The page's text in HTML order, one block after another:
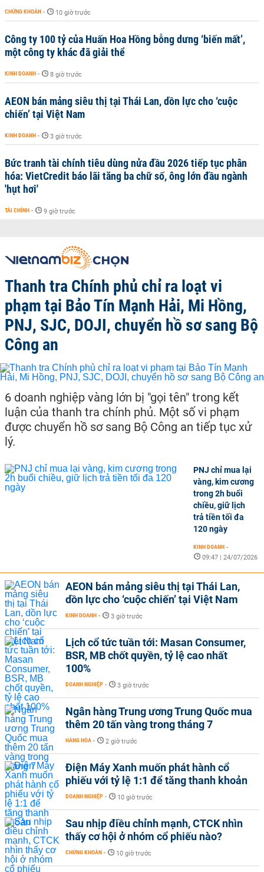
CHỨNG KHOÁN - 10 giờ trước
Công ty 100 tỷ của Huấn Hoa Hồng bỗng dưng ‘biến mất’,
một công ty khác đã giải thể
KINH DOANH - 8 giờ trước
AEON bán mảng siêu thị tại Thái Lan, dồn lực cho ‘cuộc
chiến’ tại Việt Nam
KINH DOANH - 3 giờ trước
Bức tranh tài chính tiêu dùng nửa đầu 2026 tiếp tục phân
hóa: VietCredit báo lãi tăng ba chữ số, ông lớn đầu ngành
'hụt hơi'
TÀI CHÍNH - 9 giờ trước
Thanh tra Chính phủ chỉ ra loạt vi
phạm tại Bảo Tín Mạnh Hải, Mi Hồng,
PNJ, SJC, DOJI, chuyển hồ sơ sang Bộ
Công an
6 doanh nghiệp vàng lớn bị "gọi tên" trong kết
luận của thanh tra chính phủ. Một số vi phạm
được chuyển hồ sơ sang Bộ Công an tiếp tục xử
lý.
PNJ chỉ mua lại
vàng, kim cương
trong 2h buổi
chiều, giữ lịch
trả tiền tối đa
120 ngày
KINH DOANH -
09:47 | 24/07/2026
AEON bán mảng siêu thị tại Thái Lan,
dồn lực cho ‘cuộc chiến’ tại Việt Nam
KINH DOANH - 3 giờ trước
Lịch cổ tức tuần tới: Masan Consumer,
BSR, MB chốt quyền, tỷ lệ cao nhất
100%
DOANH NGHIỆP - 3 giờ trước
Ngân hàng Trung ương Trung Quốc mua
thêm 20 tấn vàng trong tháng 7
HÀNG HÓA - 2 giờ trước
Điện Máy Xanh muốn phát hành cổ
phiếu với tỷ lệ 1:1 để tăng thanh khoản
DOANH NGHIỆP - 10 giờ trước
Sau nhịp điều chỉnh mạnh, CTCK nhìn
thấy cơ hội ở nhóm cổ phiếu nào?
CHỨNG KHOÁN - 10 giờ trước